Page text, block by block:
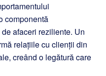
componentă
afaceri reziliente. Un
relațiile cu clienții din
creând o legătură care